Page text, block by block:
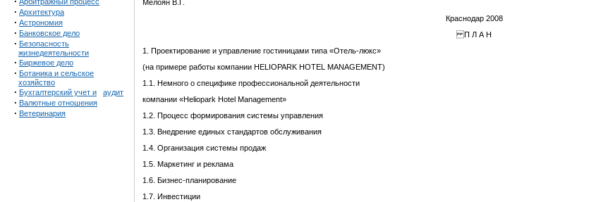
· Архитектура
· Астрономия
· Банковское дело
· Безопасность
жизнедеятельности
· Биржевое дело
· Ботаника и сельское
хозяйство
· Бухгалтерский учет и аудит
· Валютные отношения
· Ветеринария
Мелоян В.Г.
Краснодар 2008
П Л А Н
1. Проектирование и управление гостиницами типа «Отель-люкс»
(на примере работы компании HELIOPARK HOTEL MANAGEMENT)
1.1. Немного о специфике профессиональной деятельности
компании «Heliopark Hotel Management»
1.2. Процесс формирования системы управления
1.3. Внедрение единых стандартов обслуживания
1.4. Организация системы продаж
1.5. Маркетинг и реклама
1.6. Бизнес-планирование
1.7. Инвестиции